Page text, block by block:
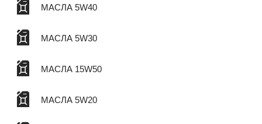
МАСЛА 5W40
МАСЛА 5W30
МАСЛА 15W50
МАСЛА 5W20